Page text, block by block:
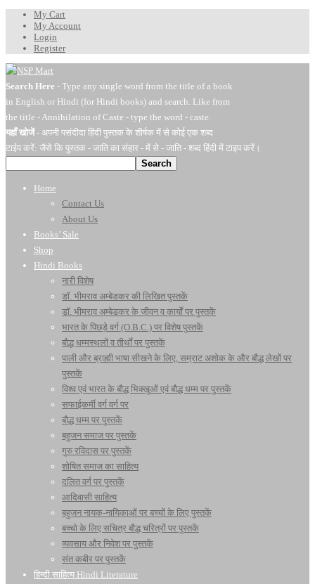
My Cart
My Account
Login
Register
Search Here - Type any single word from the title of a book
in English or Hindi (for Hindi books) and search. Like from
the title - Annihilation of Caste - type the word - caste.
यहाँ खोजें- अपनी पसंदीदा हिंदी पुस्तक के शीर्षक में से कोई एक शब्द
टाईप करें: जैसे कि पुस्तक - जाति का संहार - में से - जाति - शब्द हिंदी में टाइप करें।
Search
Home
Contact Us
About Us
Books’ Sale
Shop
Hindi Books
नारी विशेष
डॉ. भीमराव अम्बेडकर की लिखित पुस्तकें
डॉ. भीमराव अम्बेडकर के जीवन व कार्यों पर पुस्तकें
भारत के पिछड़े वर्ग (O.B.C.) पर विशेष पुस्तकें
बौद्ध धम्मस्थलों व तीर्थों पर पुस्तकें
पाली और ब्राह्मी भाषा सीखने के लिए, सम्राट अशोक के और बौद्ध लेखों पर
पुस्तकें
विश्व एवं भारत के बौद्ध भिक्खुओं एवं बौद्ध धम्म पर पुस्तकें
सफाईकर्मी वर्ग वर्ग पर
बौद्ध धम्म पर पुस्तकें
बहुजन समाज पर पुस्तकें
गुरु रविदास पर पुस्तकें
शोषित समाज का साहित्य
दलित वर्ग पर पुस्तकें
आदिवासी साहित्य
बहुजन नायक-नायिकाओं पर बच्चों के लिए पुस्तकें
बच्चो के लिए सचित्र बौद्ध चरित्रों पर पुस्तकें
व्यवसाय और निवेश पर पुस्तकें
संत कबीर पर पुस्तकें
हिन्दी साहित्य Hindi Literature